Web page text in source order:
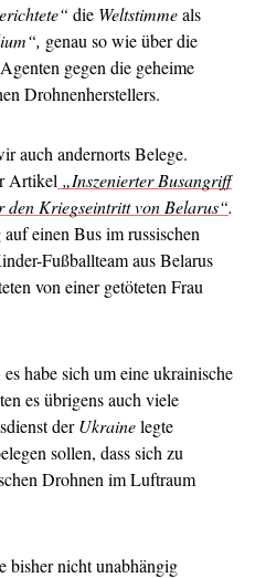
die Weltstimmeals
genau so wie über die
gegen die geheime
Drohnenherstellers.
auch andernorts Belege.
Artikel „Inszenierter Busangriff
Kriegseintritt von Belarus“.
einen Bus im russischen
Fußballteam aus Belarus
von einer getöteten Frau
habe sich um eine ukrainische
es übrigens auch viele
derUkrainelegte
sollen, dass sich zu
Drohnen im Luftraum
bisher nicht unabhängig